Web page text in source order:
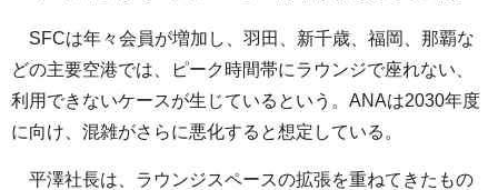
SFCは年々会員が増加し、羽田、新千歳、福岡、那覇な
どの主要空港では、ピーク時間帯にラウンジで座れない、
利用できないケースが生じているという。ANAは2030年度
に向け、混雑がさらに悪化すると想定している。
平澤社長は、ラウンジスペースの拡張を重ねてきたもの